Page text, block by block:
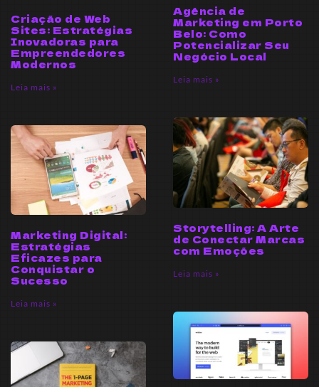
Criação de Web
Sites: Estratégias
Inovadoras para
Empreendedores
Modernos
Leia mais »
Agência de
Marketing em Porto
Belo: Como
Potencializar Seu
Negócio Local
Leia mais »
Marketing Digital:
Estratégias
Eficazes para
Conquistar o
Sucesso
Leia mais »
Storytelling: A Arte
de Conectar Marcas
com Emoções
Leia mais »